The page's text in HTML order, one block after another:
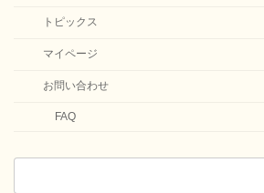
トピックス
マイページ
お問い合わせ
FAQ
検